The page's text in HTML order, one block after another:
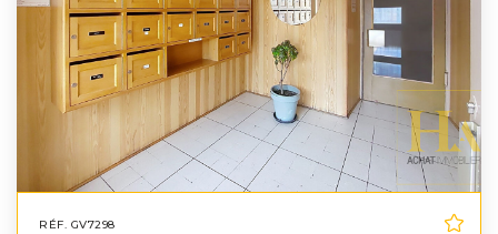
Mes
favoris
Mon
compte
RÉF. GV7298